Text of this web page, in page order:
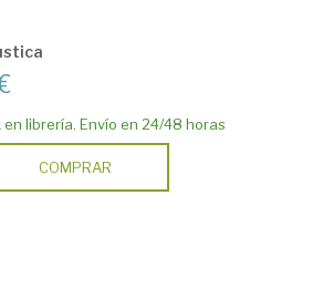
en librería. Envío en 24/48 horas
COMPRAR